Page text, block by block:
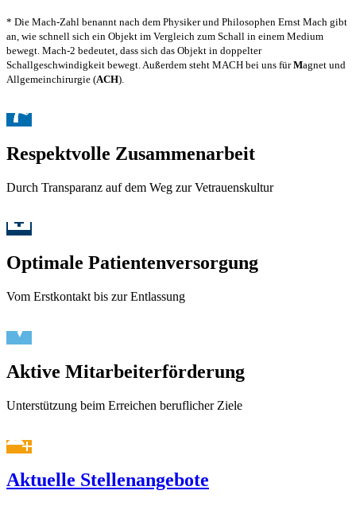
* Die Mach-Zahl benannt nach dem Physiker und Philosophen Ernst Mach gibt
an, wie schnell sich ein Objekt im Vergleich zum Schall in einem Medium
bewegt. Mach-2 bedeutet, dass sich das Objekt in doppelter
Schallgeschwindigkeit bewegt. Außerdem steht MACH bei uns fürMagnet und
Allgemeinchirurgie (ACH).
Respektvolle Zusammenarbeit
Durch Transparanz auf dem Weg zur Vetrauenskultur
Optimale Patientenversorgung
Vom Erstkontakt bis zur Entlassung
Aktive Mitarbeiterförderung
Unterstützung beim Erreichen beruflicher Ziele
Aktuelle Stellenangebote